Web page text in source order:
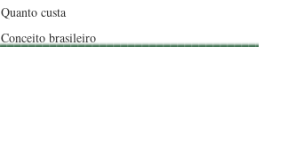
Quanto custa
Conceito brasileiro